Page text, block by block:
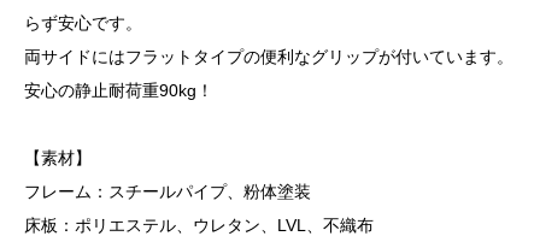
らず安心です。
両サイドにはフラットタイプの便利なグリップが付いています。
安心の静止耐荷重90kg！
【素材】
フレーム：スチールパイプ、粉体塗装
床板：ポリエステル、ウレタン、LVL、不織布